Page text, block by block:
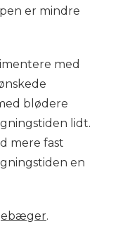
er mindre
med
blødere
lidt.
mere fast
en
.